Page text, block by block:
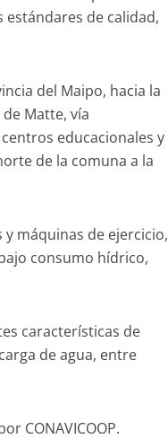
de calidad,
del Maipo, hacia la
Matte, vía
educacionales y
de la comuna a la
máquinas de ejercicio,
consumo hídrico,
características de
de agua, entre
CONAVICOOP.